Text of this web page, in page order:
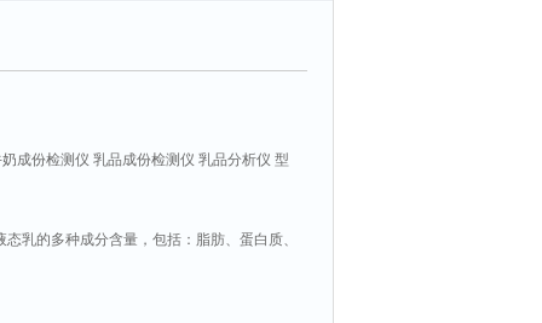
成份检测仪 乳品成份检测仪 乳品分析仪 型
乳的多种成分含量，包括：脂肪、蛋白质、